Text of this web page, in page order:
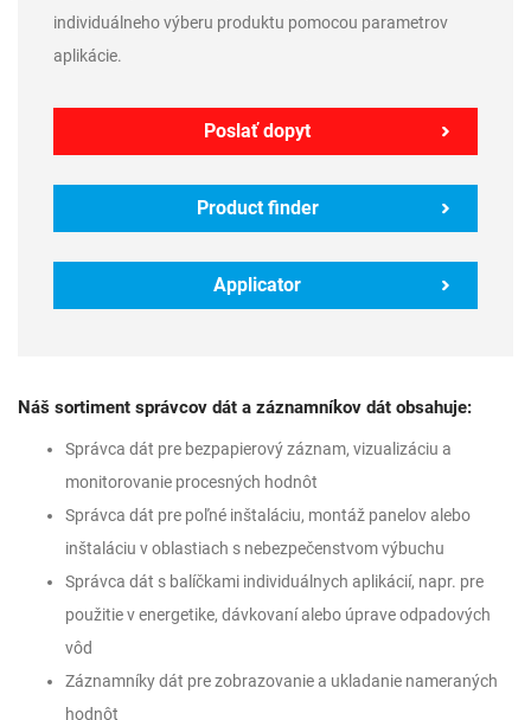
individuálneho výberu produktu pomocou parametrov
aplikácie.
Poslať dopyt
Product finder
Applicator
Náš sortiment správcov dát a záznamníkov dát obsahuje:
Správca dát pre bezpapierový záznam, vizualizáciu a
monitorovanie procesných hodnôt
Správca dát pre poľné inštaláciu, montáž panelov alebo
inštaláciu v oblastiach s nebezpečenstvom výbuchu
Správca dát s balíčkami individuálnych aplikácií, napr. pre
použitie v energetike, dávkovaní alebo úprave odpadových
vôd
Záznamníky dát pre zobrazovanie a ukladanie nameraných
hodnôt